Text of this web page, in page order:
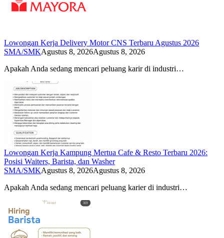
Lowongan Kerja Delivery Motor CNS Terbaru Agustus 2026
SMA/SMKAgustus 8, 2026Agustus 8, 2026
Apakah Anda sedang mencari peluang karir di industri…
Lowongan Kerja Kampung Mertua Cafe & Resto Terbaru 2026:
Posisi Waiters, Barista, dan Washer
SMA/SMKAgustus 8, 2026Agustus 8, 2026
Apakah Anda sedang mencari peluang karier di industri…